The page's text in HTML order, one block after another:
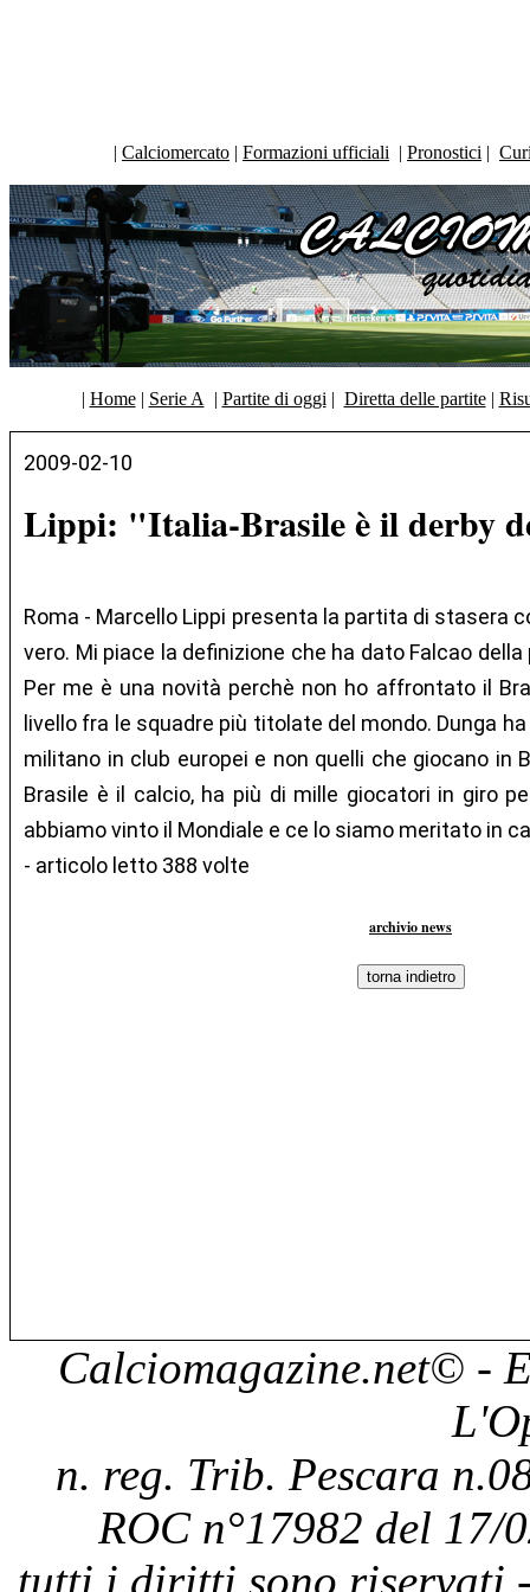
| Calciomercato | Formazioni ufficiali | Pronostici |
| Home| Serie A | Partite di oggi | Diretta delle partite|
2009-02-10
Lippi: "Italia-Brasile è il derby
Roma - Marcello Lippi presenta la partita di stasera
vero. Mi piace la definizione che ha dato Falcao
Per me è una novità perchè non ho affrontato il
livello fra le squadre più titolate del mondo. Dunga
militano in club europei e non quelli che giocano in
Brasile è il calcio, ha più di mille giocatori in giro
abbiamo vinto il Mondiale e ce lo siamo meritato in
- articolo letto 388 volte
archivio news
Calciomagazine.net© -
n. reg. Trib. Pescara
ROC n°17982 del 17/
tutti i diritti sono riservati